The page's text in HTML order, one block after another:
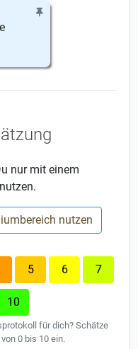
nur mit einem
nutzen
5 6 7
10
für dich? Schätze
0 bis 10 ein.